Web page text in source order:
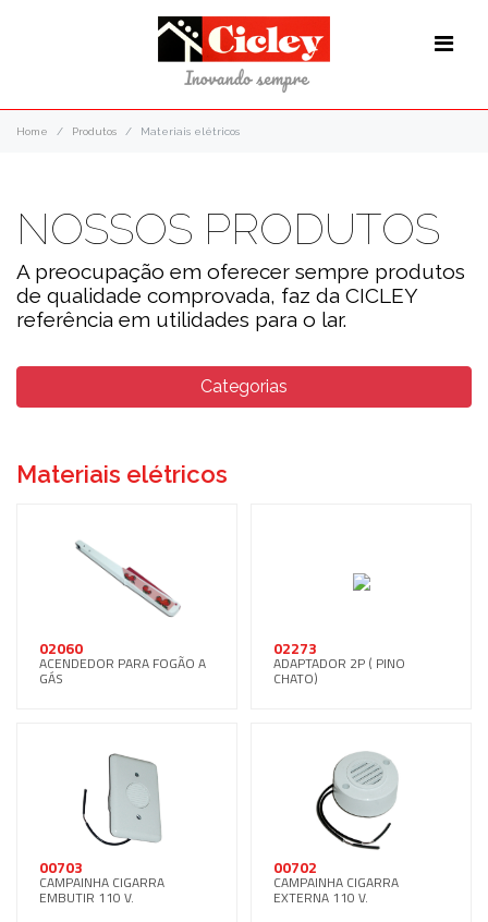
Home Produtos Materiais elétricos
NOSSOS PRODUTOS
A preocupação em oferecer sempre produtos
de qualidade comprovada, faz da CICLEY
referência em utilidades para o lar.
Categorias
Materiais elétricos
02060
ACENDEDOR PARA FOGÃO A
GÁS
02273
ADAPTADOR 2P ( PINO
CHATO)
00703
CAMPAINHA CIGARRA
EMBUTIR 110 V.
00702
CAMPAINHA CIGARRA
EXTERNA 110 V.